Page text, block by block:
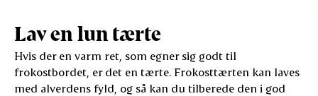
Lav en lun tærte
Hvis der en varm ret, som egner sig godt til
frokostbordet, er det en tærte. Frokosttærten kan laves
med alverdens fyld, og så kan du tilberede den i god